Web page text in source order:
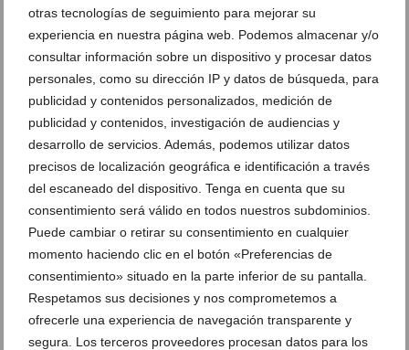
otras tecnologías de seguimiento para mejorar su
experiencia en nuestra página web. Podemos almacenar y/o
consultar información sobre un dispositivo y procesar datos
personales, como su dirección IP y datos de búsqueda, para
publicidad y contenidos personalizados, medición de
publicidad y contenidos, investigación de audiencias y
desarrollo de servicios. Además, podemos utilizar datos
precisos de localización geográfica e identificación a través
del escaneado del dispositivo. Tenga en cuenta que su
consentimiento será válido en todos nuestros subdominios.
Puede cambiar o retirar su consentimiento en cualquier
momento haciendo clic en el botón «Preferencias de
consentimiento» situado en la parte inferior de su pantalla.
Respetamos sus decisiones y nos comprometemos a
ofrecerle una experiencia de navegación transparente y
segura. Los terceros proveedores procesan datos para los
Dénia acogerá una nueva edición de ‘Urbajove’ con
deporte, arte y ocio saludable